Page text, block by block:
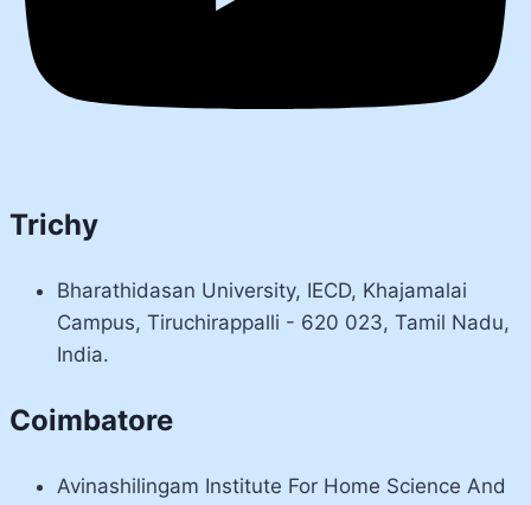
Trichy
Bharathidasan University, IECD, Khajamalai
Campus, Tiruchirappalli - 620 023, Tamil Nadu,
India.
Coimbatore
Avinashilingam Institute For Home Science And